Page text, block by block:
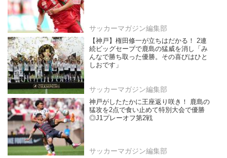
サッカーマガジン編集部
【神戸】権田修一が立ちはだかる！ 2連
続ビッグセーブで鹿島の猛威を消し「み
んなで勝ち取った優勝。その喜びはひと
しおです」
サッカーマガジン編集部
神戸がしたたかに王座返り咲き！ 鹿島の
猛攻を2点で食い止めて特別大会で優勝
◎J1プレーオフ第2戦
サッカーマガジン編集部